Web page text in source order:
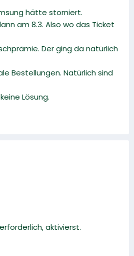
hätte storniert.
am 8.3. Also wo das Ticket
Der ging da natürlich
Bestellungen. Natürlich sind
Lösung.
aktivierst.